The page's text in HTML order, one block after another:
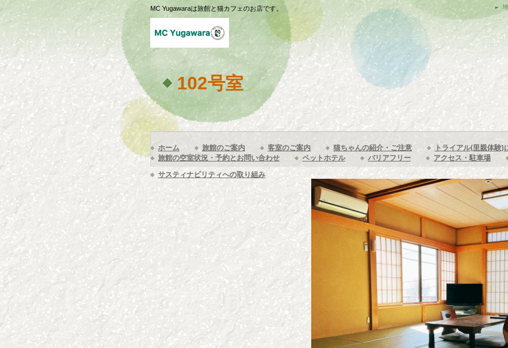
MC Yugawaraは旅館と猫カフェのお店です。
102号室
ホーム 旅館のご案内 客室のご案内 猫ちゃんの紹介・ご注意
トライアル(里親体験)
旅館の空室状況・予約とお問い合わせ
ペットホテル バリアフリー アクセス・駐車場
サスティナビリティへの取り組み